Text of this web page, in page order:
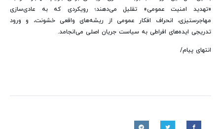
«تهدید امنیت عمومی» تقلیل می‌دهند؛ رویکردی که به عادی‌سازی
مهاجرستیزی، انحراف افکار عمومی از ریشه‌های واقعی خشونت، و ورود
تدریجی ایده‌های افراطی به سیاست جریان اصلی می‌انجامد.
انتهای پیام/